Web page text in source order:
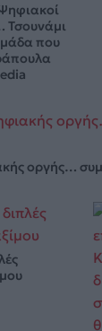
Τσουνάμι
που
οργής…